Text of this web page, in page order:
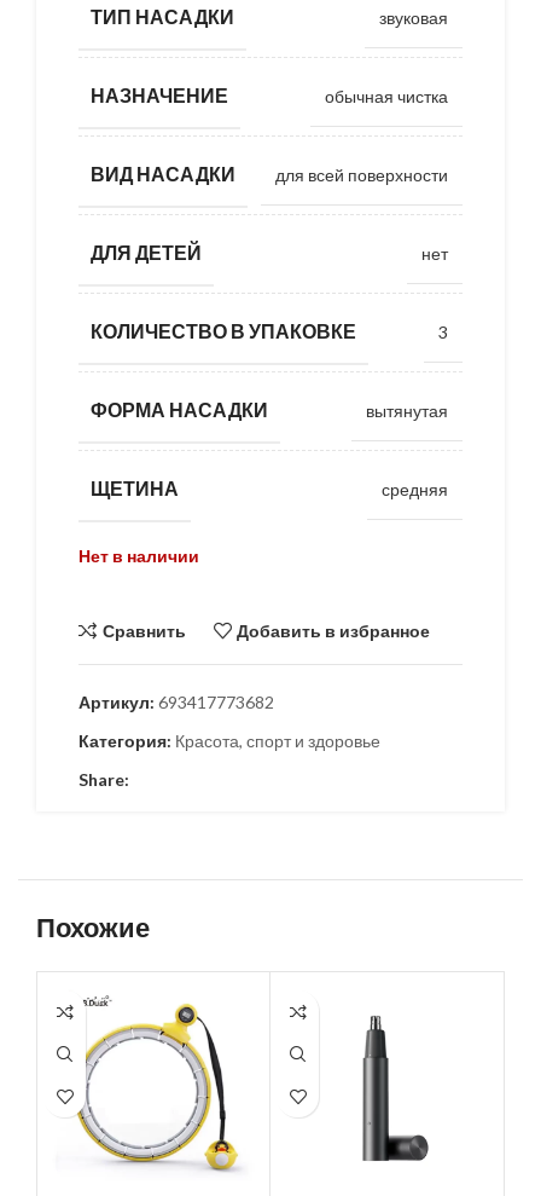
ТИП НАСАДКИ звуковая
НАЗНАЧЕНИЕ обычная чистка
ВИД НАСАДКИ для всей поверхности
ДЛЯ ДЕТЕЙ нет
КОЛИЧЕСТВО В УПАКОВКЕ 3
ФОРМА НАСАДКИ вытянутая
ЩЕТИНА средняя
Нет в наличии
Сравнить Добавить в избранное
Артикул: 693417773682
Категория: Красота, спорт и здоровье
Share:
Похожие